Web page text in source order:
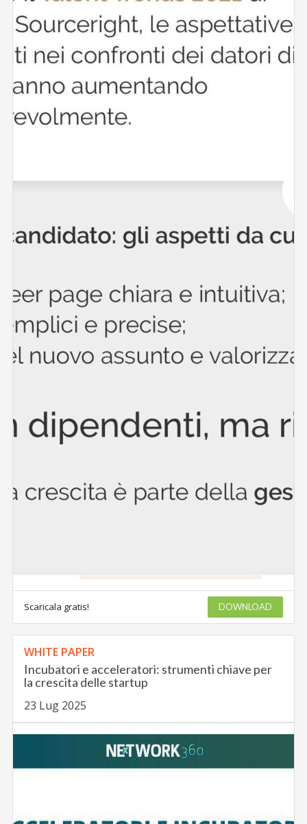
Scaricala gratis! DOWNLOAD
WHITE PAPER
Incubatori e acceleratori: strumenti chiave per
la crescita delle startup
23 Lug 2025